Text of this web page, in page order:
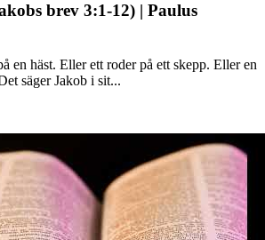
brev 3:1-12) | Paulus
en häst. Eller ett roder på ett skepp. Eller en
säger Jakob i sit...